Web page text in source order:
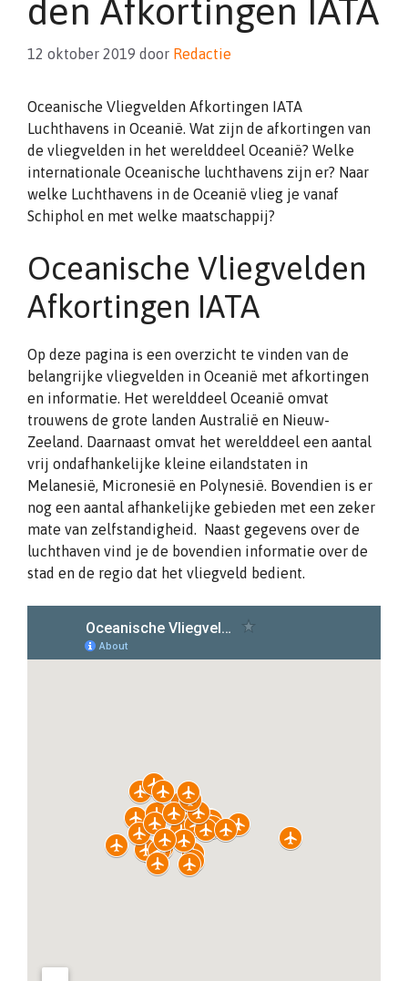
den Afkortingen IATA
12 oktober 2019 door Redactie
Oceanische Vliegvelden Afkortingen IATA
Luchthavens in Oceanië. Wat zijn de afkortingen van
de vliegvelden in het werelddeel Oceanië? Welke
internationale Oceanische luchthavens zijn er? Naar
welke Luchthavens in de Oceanië vlieg je vanaf
Schiphol en met welke maatschappij?
Oceanische Vliegvelden
Afkortingen IATA
Op deze pagina is een overzicht te vinden van de
belangrijke vliegvelden in Oceanië met afkortingen
en informatie. Het werelddeel Oceanië omvat
trouwens de grote landen Australië en Nieuw-
Zeeland. Daarnaast omvat het werelddeel een aantal
vrij ondafhankelijke kleine eilandstaten in
Melanesië, Micronesië en Polynesië. Bovendien is er
nog een aantal afhankelijke gebieden met een zeker
mate van zelfstandigheid. Naast gegevens over de
luchthaven vind je de bovendien informatie over de
stad en de regio dat het vliegveld bedient.